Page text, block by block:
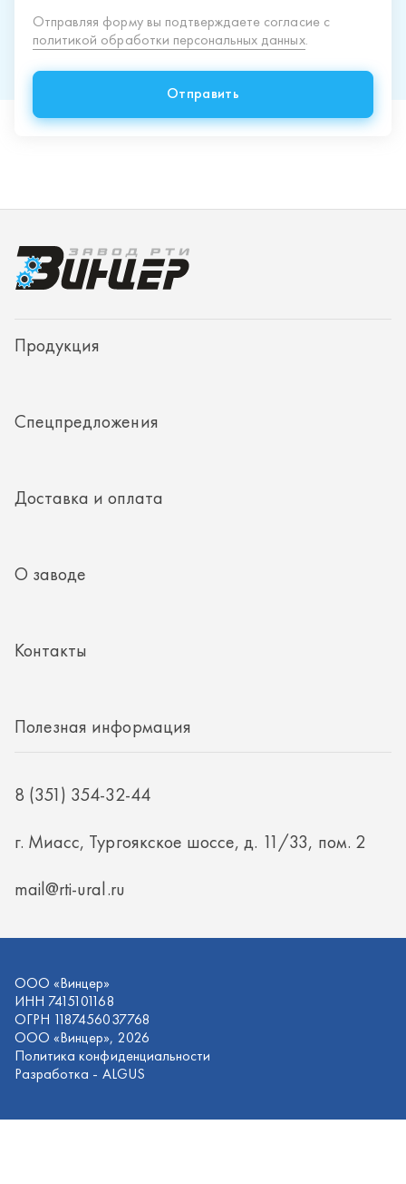
Спецпредложения
Доставка и оплата
8 (351) 354-32-44
ИНН 7415101168
ОГРН 1187456037768
Политика конфиденциальности